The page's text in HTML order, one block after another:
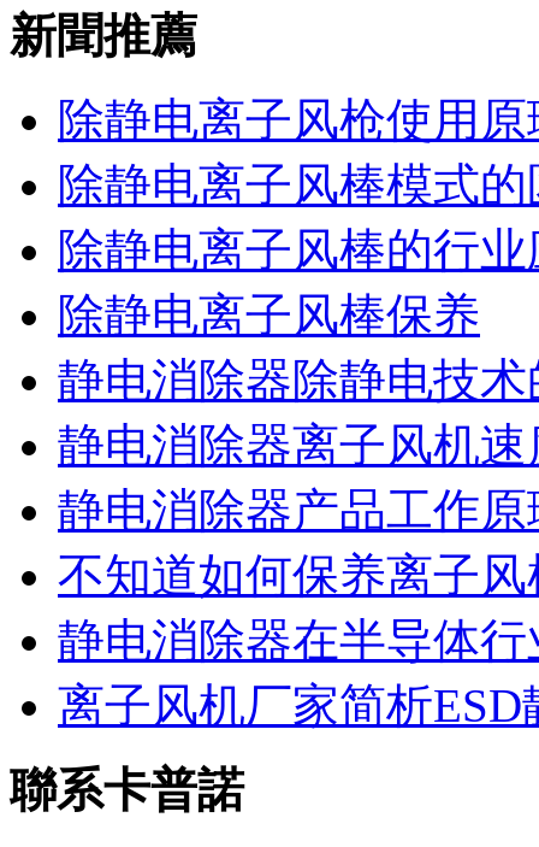
新聞推薦
除静电离子风枪使用原
除静电离子风棒模式
除静电离子风棒的行
除静电离子风棒保养
静电消除器除静电技
静电消除器离子风机
静电消除器产品工作原
不知道如何保养离子
静电消除器在半导体
离子风机厂家简析ESD
聯系卡普諾